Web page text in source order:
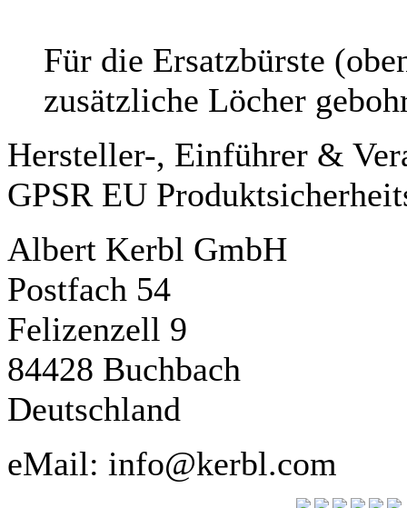
Für die Ersatzbürste
zusätzliche Löcher
Hersteller-, Einführer &
GPSR EU
Albert Kerbl GmbH
Postfach 54
Felizenzell 9
84428 Buchbach
Deutschland
eMail: info@kerbl.com